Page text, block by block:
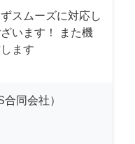
スムーズに対応し
います！ また機
ます
同会社）